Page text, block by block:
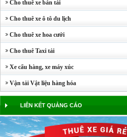
Cho thuê xe bán tải
Cho thuê xe ô tô du lịch
Cho thuê xe hoa cưới
Cho thuê Taxi tải
Xe cẩu hàng, xe máy xúc
Vận tải Vật liệu hàng hóa
LIÊN KẾT QUẢNG CÁO